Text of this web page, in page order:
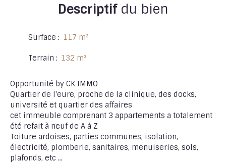
Descriptifdu bien
Surface : 117 m²
Terrain : 132 m²
Opportunité by CK IMMO
Quartier de l'eure, proche de la clinique, des docks,
université et quartier des affaires
cet immeuble comprenant 3 appartements a totalement
été refait à neuf de A à Z
Toiture ardoises, parties communes, isolation,
électricité, plomberie, sanitaires, menuiseries, sols,
plafonds, etc ...